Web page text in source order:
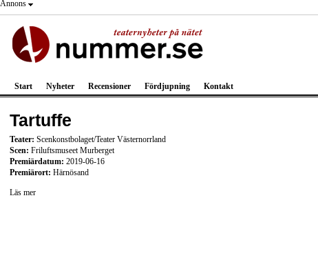
Annons
Start Nyheter Recensioner Fördjupning Kontakt
Tartuffe
Teater: Scenkonstbolaget/Teater Västernorrland
Scen: Friluftsmuseet Murberget
Premiärdatum: 2019-06-16
Premiärort: Härnösand
Läs mer